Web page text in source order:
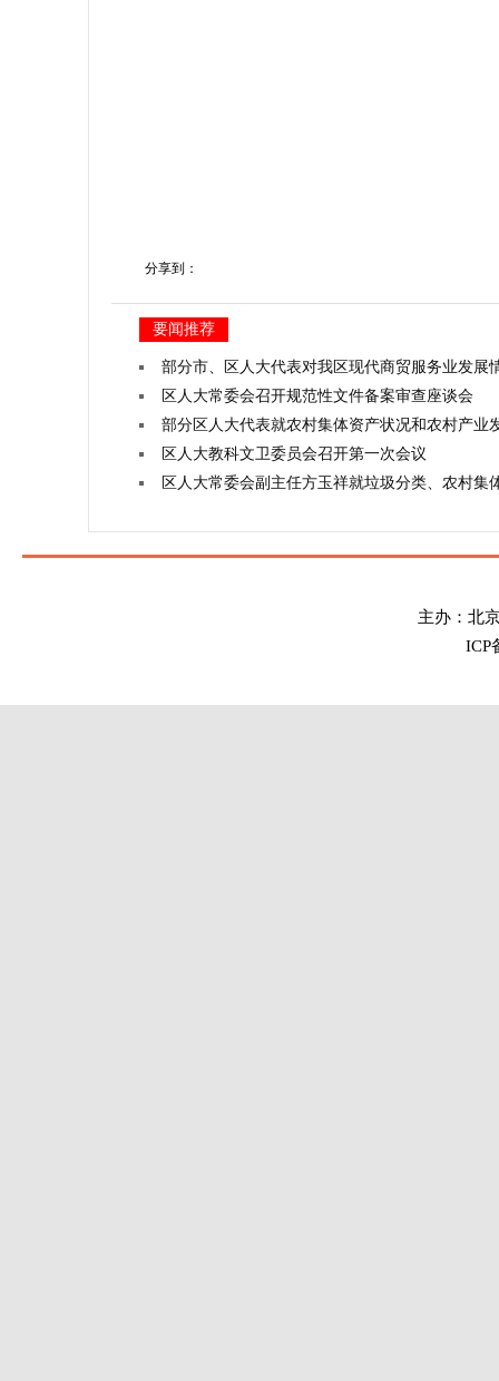
分享到：
要闻推荐
部分市、区人大代表对我区现代商贸服务业发展
区人大常委会召开规范性文件备案审查座谈会
部分区人大代表就农村集体资产状况和农村产业
区人大教科文卫委员会召开第一次会议
区人大常委会副主任方玉祥就垃圾分类、农村
主办：北
ICP